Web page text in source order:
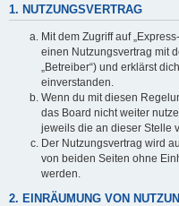
1. NUTZUNGSVERTRAG
Mit dem Zugriff auf
einen Nutzungsvertrag mit
„Betreiber“) und erklärst
einverstanden.
Wenn du mit diesen
das Board nicht weiter
jeweils die an dieser Stelle
Der Nutzungsvertrag wird
von beiden Seiten ohne
werden.
2. EINRÄUMUNG VON